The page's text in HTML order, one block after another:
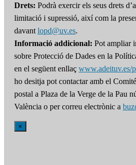
Drets: Podrà exercir els seus drets
limitació i supressió, així com la
davant lopd@uv.es.
Informació addicional: Pot ampliar
sobre Protecció de Dades en la
en el següent enllaç www.adeituv.es/
ho desitja pot contactar amb el
postal a Plaza de la Verge de la Pau
València o per correu electrònic a
×